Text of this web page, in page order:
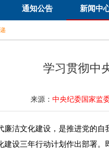
通知公告 新闻中
学习贯彻中
来源： 中央纪委国家监
廉洁文化建设，是推进党的
建设三年行动计划作出部署。